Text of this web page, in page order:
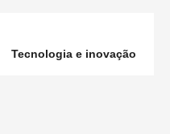
Tecnologia e inovação